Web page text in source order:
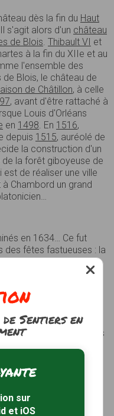
dès la fin du Haut
s'agit alors d'un château
de Blois. Thibault VI et
à la fin du XIIe et au
l'ensemble des
Blois, le château de
de Châtillon, à celle
, avant d'être rattaché à
Louis d'Orléans
en 1498. En 1516,
depuis 1515, auréolé de
la construction d'un
la forêt giboyeuse de
de réaliser une ville
Chambord un grand
en 1634… Ce fut
des fêtes fastueuses : la
aimait à se rendre,
»… Durant les cent
entre les mains de
(introducteur des
. Propriété
Cheverny
est épargné… En
propriétaire des lieux,
La famille y habite
Sentiers en
sur
et iOS